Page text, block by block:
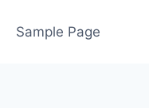
Sample Page